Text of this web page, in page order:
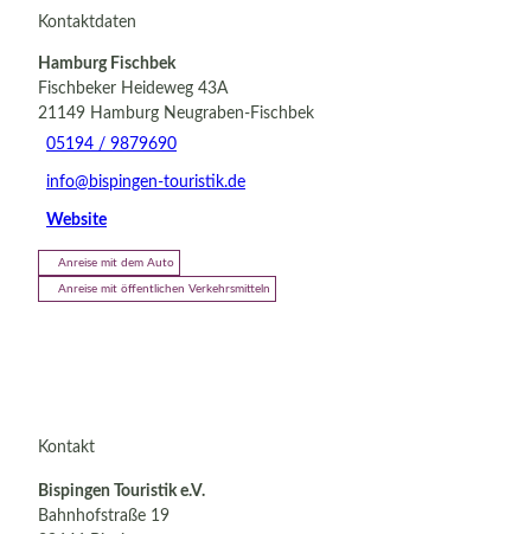
Kontaktdaten
Hamburg Fischbek
Fischbeker Heideweg 43A
21149 Hamburg Neugraben-Fischbek
05194 / 9879690
info@bispingen-touristik.de
Website
Anreise mit dem Auto
Anreise mit öffentlichen Verkehrsmitteln
Kontakt
Bispingen Touristik e.V.
Bahnhofstraße 19